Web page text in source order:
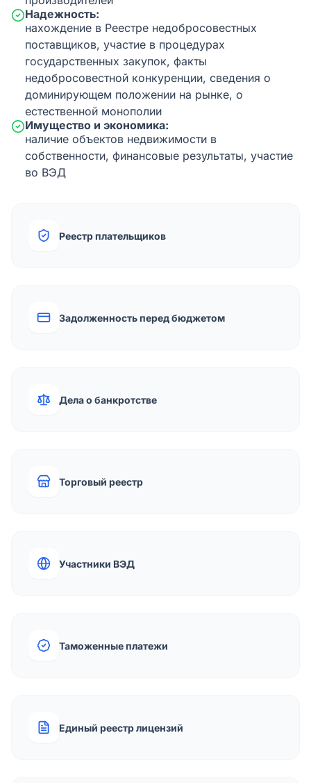
Надежность:
нахождение в Реестре недобросовестных
поставщиков, участие в процедурах
государственных закупок, факты
недобросовестной конкуренции, сведения о
доминирующем положении на рынке, о
естественной монополии
Имущество и экономика:
наличие объектов недвижимости в
собственности, финансовые результаты, участие
во ВЭД
Реестр плательщиков
Задолженность перед бюджетом
Дела о банкротстве
Торговый реестр
Участники ВЭД
Таможенные платежи
Единый реестр лицензий